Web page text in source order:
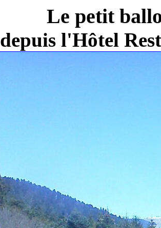
Le petit
l'Hôtel